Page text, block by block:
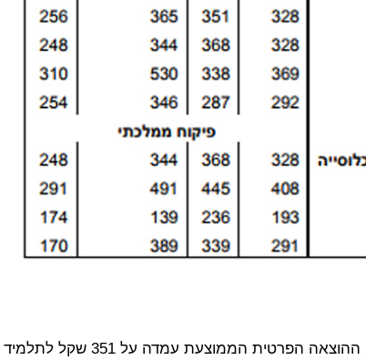
בחלוקה בין שכבות הלימוד, ההוצאה הפרטית הממוצעת עמדה על 351 שקל לתלמיד